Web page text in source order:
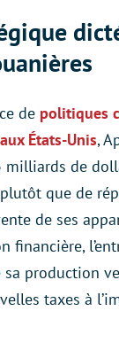
de politiques
États-Unis,
milliards de
que de
de ses
financière,
production
taxes à